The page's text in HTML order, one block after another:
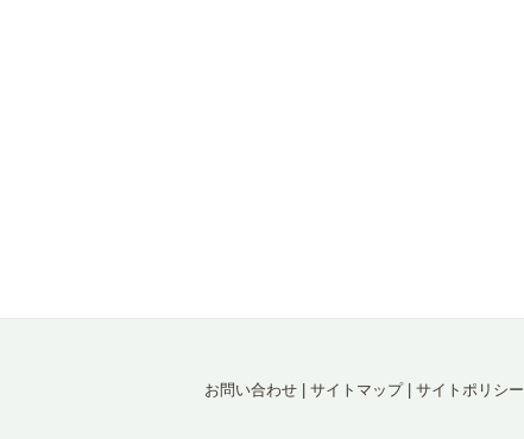
お問い合わせ サイトマップ| サイトポリシー